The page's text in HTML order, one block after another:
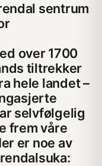
sentrum
over 1700
tiltrekker
hele landet –
selvfølgelig
frem våre
er noe av